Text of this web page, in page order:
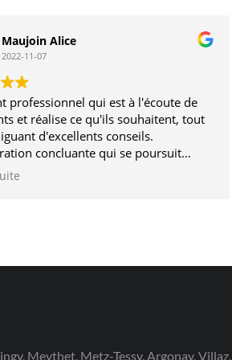
Maujoin Alice
2022-11-07
professionnel qui est à l'écoute de
et réalise ce qu'ils souhaitent, tout
d'excellents conseils.
concluante qui se poursuit
Meythet, Metz-Tessy, Argonay, Villaz,